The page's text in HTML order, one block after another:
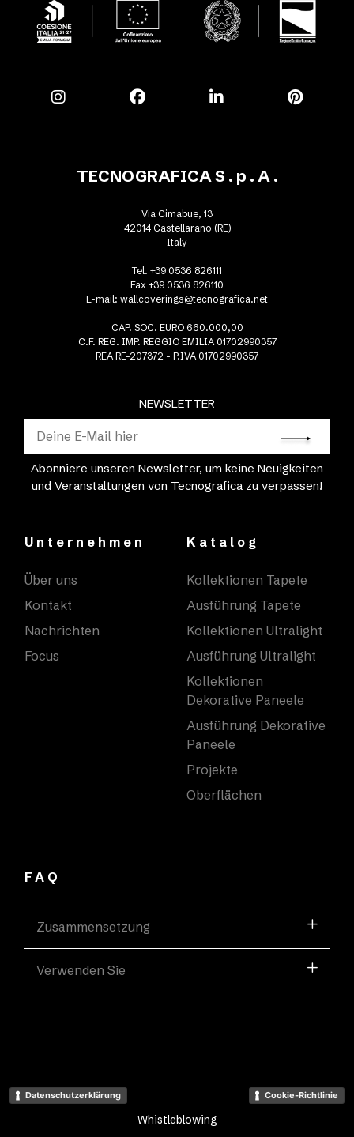
NEWSLETTER
Abonniere unseren Newsletter, um keine Neuigkeiten
und Veranstaltungen von Tecnografica zu verpassen!
TECNOGRAFICA S . p . A .
Via Cimabue, 13
42014 Castellarano (RE)
Italy
Tel. +39 0536 826111
Fax +39 0536 826110
E-mail: wallcoverings@tecnografica.net
CAP. SOC. EURO 660.000,00
C.F. REG. IMP. REGGIO EMILIA 01702990357
REA RE-207372 - P.IVA 01702990357
Unternehmen
Über uns
Kontakt
Nachrichten
Focus
Katalog
Kollektionen Tapete
Ausführung Tapete
Kollektionen Ultralight
Ausführung Ultralight
Kollektionen
Dekorative Paneele
Ausführung Dekorative
Paneele
Projekte
Oberflächen
FAQ
Zusammensetzung
Verwenden Sie
Datenschutzerklärung Cookie-Richtlinie
Whistleblowing